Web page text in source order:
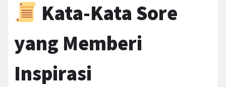
Kata-Kata Sore
yang Memberi
Inspirasi